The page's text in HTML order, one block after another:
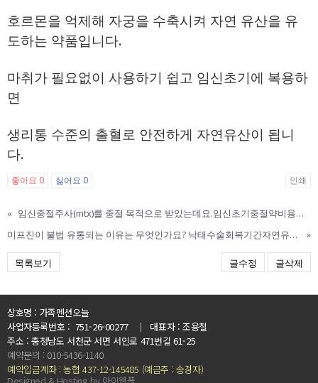
호르몬을 억제해 자궁을 수축시켜 자연 유산을 유
도하는 약품입니다.
마취가 필요없이 사용하기 쉽고 임신초기에 복용하
면
생리통 수준의 출혈로 안전하게 자연유산이 됩니
다.
좋아요 0 싫어요 0 인쇄
«
임신중절주사(mtx)를 중절 목적으로 받았는데요.임신초기중절약비용및효능
미프진이 불법 유통되는 이유는 무엇인가요? 낙태수술회복기간자연유산유도제복용후 낙태흔적,안전성
»
목록보기 글수정 글삭제
상호명 : 가족펜션오늘
사업자등록번호 : 751-26-00277 ｜ 대표자 : 조용철
주소 : 충청남도 서천군 서면 서인로 471번길 61-25
예약문의 : 010-5436-1140
예약입금계좌 : 농협 437-12-145485 (예금주 : 송경자)